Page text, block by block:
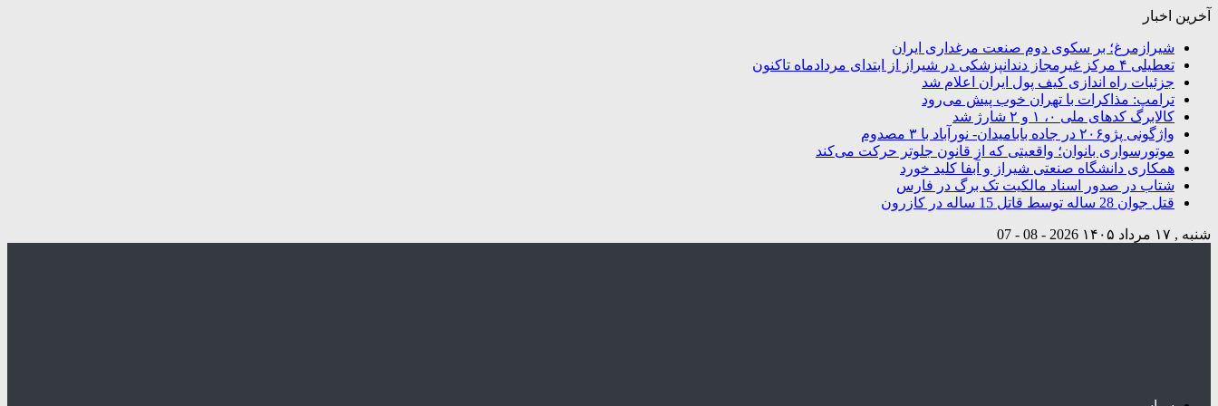
آخرین اخبار
شیرازمرغ؛ بر سکوی دوم صنعت مرغداری ایران
تعطیلی ۴ مرکز غیرمجاز دندانپزشکی در شیراز از ابتدای مردادماه تاکنون
جزئیات راه اندازی کیف پول ایران اعلام شد
ترامپ: مذاکرات با تهران خوب پیش می‌رود
کالابرگ کدهای ملی ۰، ۱ و ۲ شارژ شد
واژگونی پژو۲۰۶ در جاده بابامیدان- نورآباد با ۳ مصدوم
موتورسواری بانوان؛ واقعیتی که از قانون جلوتر حرکت می‌کند
همکاری دانشگاه صنعتی شیراز و آبفا کلید خورد
شتاب در صدور اسناد مالکیت تک برگ در فارس
قتل جوان 28 ساله توسط قاتل 15 ساله در کازرون
شنبه , ۱۷ مرداد ۱۴۰۵ 2026 - 08 - 07